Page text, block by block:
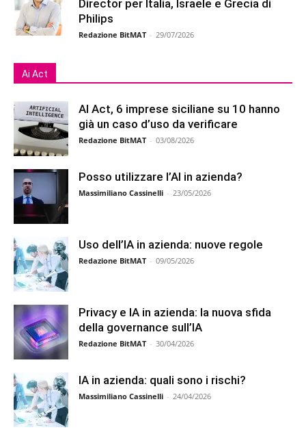
Director per Italia, Israele e Grecia di
Philips
Redazione BitMAT - 29/07/2026
Ai Act
AI Act, 6 imprese siciliane su 10 hanno
già un caso d’uso da verificare
Redazione BitMAT - 03/08/2026
Posso utilizzare l’AI in azienda?
Massimiliano Cassinelli - 23/05/2026
Uso dell’IA in azienda: nuove regole
Redazione BitMAT - 09/05/2026
Privacy e IA in azienda: la nuova sfida
della governance sull’IA
Redazione BitMAT - 30/04/2026
IA in azienda: quali sono i rischi?
Massimiliano Cassinelli - 24/04/2026